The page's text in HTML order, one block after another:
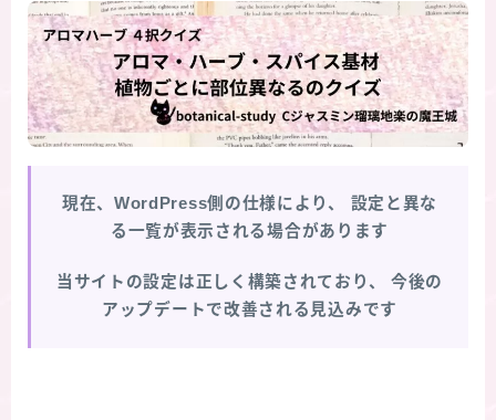
秘密部屋
お知らせ
Cジャスミン瑠璃地楽の主な活動先リンク集
プロフィール
現在、WordPress側の仕様により、
設定と異な
る一覧が表示される場合があります
当サイトの設定は正しく構築されており、
今後の
アップデートで改善される見込みです